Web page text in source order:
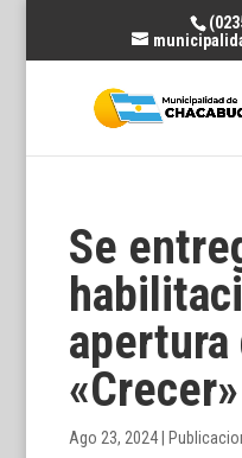
Se
«Crecer»
Ago 23, 2024|